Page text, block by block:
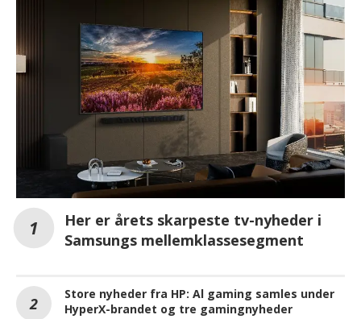
Her er årets skarpeste tv-nyheder i
Samsungs mellemklassesegment
Store nyheder fra HP: Al gaming samles under
HyperX-brandet og tre gamingnyheder